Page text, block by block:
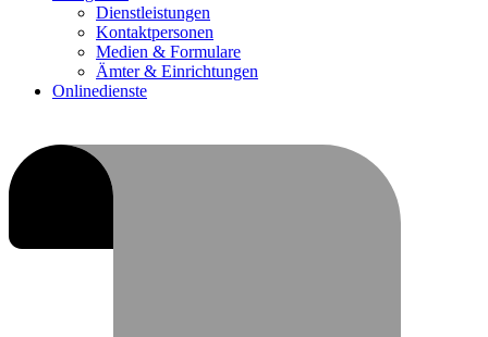
Dienstleistungen
Kontaktpersonen
Medien & Formulare
Ämter & Einrichtungen
Onlinedienste